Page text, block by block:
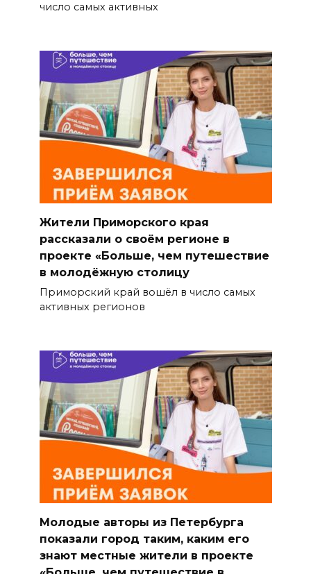
число самых активных
Жители Приморского края
рассказали о своём регионе в
проекте «Больше, чем путешествие
в молодёжную столицу
Приморский край вошёл в число самых
активных регионов
Молодые авторы из Петербурга
показали город таким, каким его
знают местные жители в проекте